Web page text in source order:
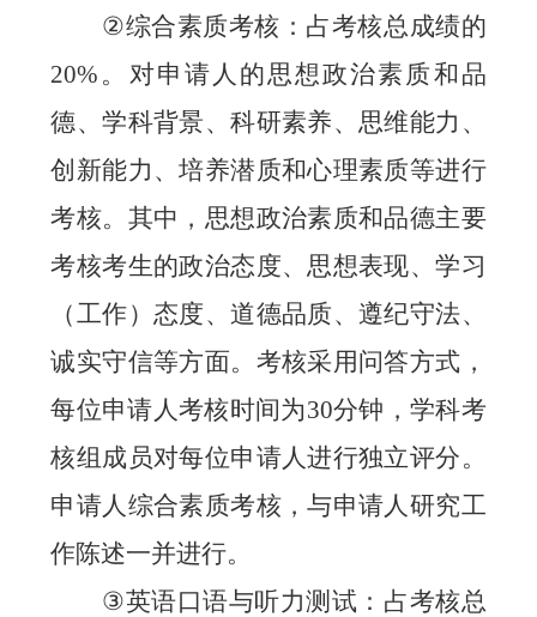
②综合素质考核：占考核总成绩的
20% 。对申请人的思想政治素质和品
德、学科背景、科研素养、思维能力、
创新能力、培养潜质和心理素质等进行
考核。其中，思想政治素质和品德主要
考核考生的政治态度、思想表现、学习
（工作）态度、道德品质、遵纪守法、
诚实守信等方面。 考核采用问答方式 ，
每位申请人考核时间为30分钟 ， 学科考
核组成员对每位申请人进行独立评分。
申请人综合素质考核，与申请人研究工
作陈述一并进行。
③英语口语与听力测试：占考核总